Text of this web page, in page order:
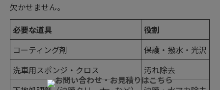
欠かせません。
必要な道具
役割
コーティング剤
保護・撥水・光沢
洗車用スポンジ・クロス
汚れ除去